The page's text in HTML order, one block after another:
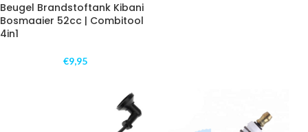
Beugel Brandstoftank Kibani
Bosmaaier 52cc | Combitool
4in1
€9,95